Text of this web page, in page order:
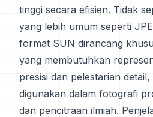
tinggi secara efisien. Tidak
yang lebih umum seperti
format SUN dirancang
yang membutuhkan
presisi dan pelestarian
digunakan dalam fotografi
dan pencitraan ilmiah.